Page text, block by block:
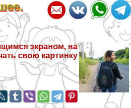
экраном, на
свою картинку